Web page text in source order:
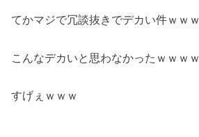
てかマジで冗談抜きでデカい件ｗｗｗ
こんなデカいと思わなかったｗｗｗｗ
すげぇｗｗｗ